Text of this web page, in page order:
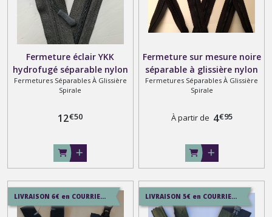
Fermeture éclair YKK
hydrofugé séparable nylon
6.5 mm kaki foncé 078
curseur inversé sur mesure
Fermetures Séparables À Glissière
Spirale
12€50
Fermeture sur mesure noire
séparable à glissière nylon
spirale numero 3 , 4 , 5 , 6 ,
7 , 8 , 10 en ykk ou ccv
Fermetures Séparables À Glissière
Spirale
À partir de 4€95
LIVRAISON 6€ en COURRIER SUIVI , 8.5€ en SERVICE+ , 12€ en COLISSIMO LIVRAISON 5€ en COURRIER SUIVI , 7.5€ en SERVICE+ , 12.9€ en COLISSIMO